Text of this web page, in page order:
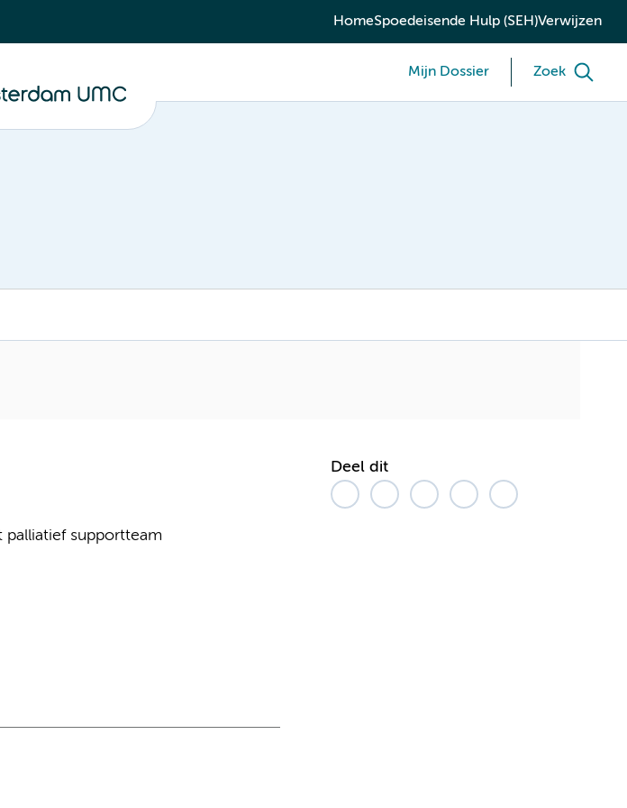
HomeSpoedeisende Hulp (SEH)Verwijzen
Mijn Dossier Zoek
palliatief supportteam
Deel dit